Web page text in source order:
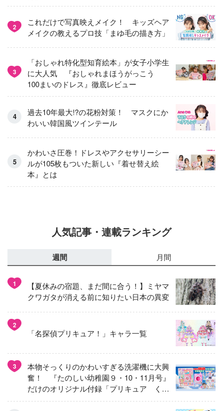
2
これだけで写真映えメイク！ キッズヘア
メイクの教えるプロ技「まゆ毛の描き方」
3
「おしゃれ特化型知育絵本」が女子小学生
に大人気 『おしゃれまほうがっこう
100まいのドレス』徹底レビュー
過去10年最大!?の花粉対策！ マスクにか
わいい韓国風ツインテール
かわいさ圧巻！ドレスやアクセサリーシー
ルが105枚もついた新しい『着せ替え絵
本』とは
人気記事・連載ランキング
週間 月間
1
【夏休みの宿題、まだ間に合う！】ミヤマ
クワガタが消える前に知りたい日本の異変
2
「名探偵プリキュア！」キャラ一覧
3
本物そっくりのかわいすぎる洗濯機に大興
奮！ 『たのしい幼稚園９・10・11月号』
だけのオリジナル付録「プリキュア くる
くるせんたくき」